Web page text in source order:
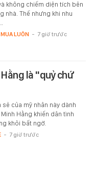
không chiếm diện tích bên
nhà. Thế nhưng khi nhu
LUÔN - 7 giờ trước
là "quỷ chứ
sẻ của mỹ nhân này dành
Hằng khiến dân tình
khỏi bất ngờ.
- 7 giờ trước